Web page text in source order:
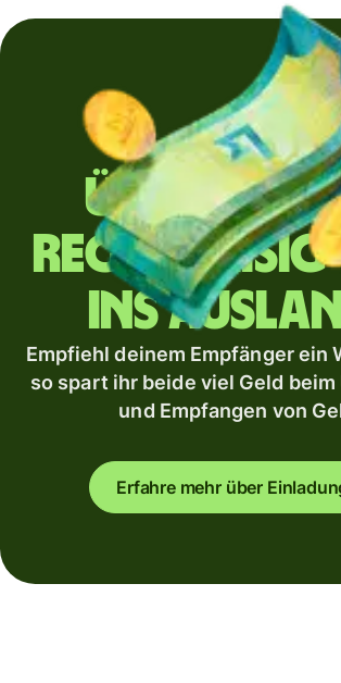
Überweist
regelmäßig
ins
Empfiehl deinem Empfänger ein
so spart ihr beide viel Geld
und Empfangen von
Erfahre mehr über